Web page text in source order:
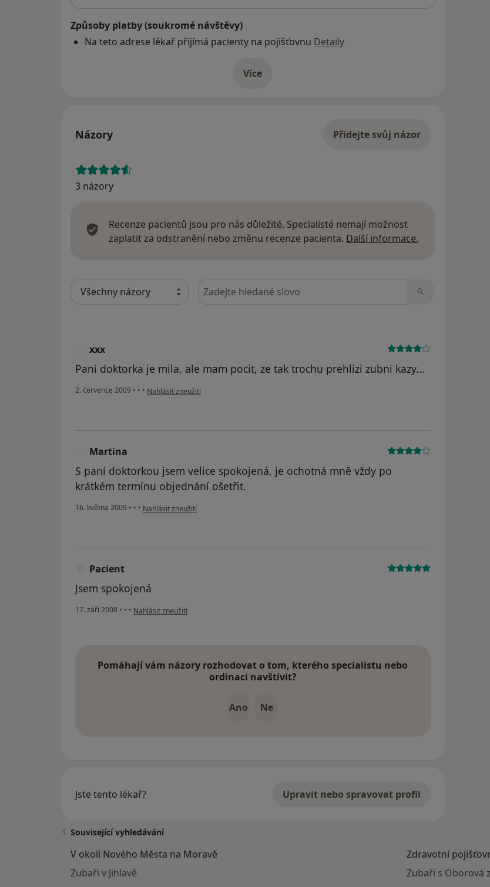
Způsoby platby (soukromé návštěvy)
Na teto adrese lékař přijímá pacienty na pojišťovnu Detaily
Víceo adrese
Názory Přidejte svůj názor
3 názory
Recenze pacientů jsou pro nás důležité. Specialisté nemají možnost
zaplatit za odstranění nebo změnu recenze pacienta. Další informace.
Hledejte v názorech
xxx
Pani doktorka je mila, ale mam pocit, ze tak trochu prehlizi zubni kazy...
2. července 2009 • • • podle názoru uživatele xxx
Nahlásit zneužití
Martina
S paní doktorkou jsem velice spokojená, je ochotná mně vždy po
krátkém termínu objednání ošetřit.
16. května 2009 • • • podle názoru uživatele Martina
Nahlásit zneužití
Pacient
Jsem spokojená
17. září 2008 • • • podle názoru uživatele Pacient
Nahlásit zneužití
Pomáhají vám názory rozhodovat o tom, kterého specialistu nebo
ordinaci navštívit?
Ano Ne
Jste tento lékař? Upravit nebo spravovat profil
Související vyhledávání
V okolí Nového Města na Moravě
Zubaři v Jihlavě
Zdravotní
Zubaři s Oborová